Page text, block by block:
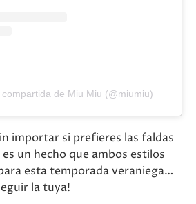
de Miu Miu (@miumiu)
importar si prefieres las faldas
un hecho que ambos estilos
esta temporada veraniega…
la tuya!